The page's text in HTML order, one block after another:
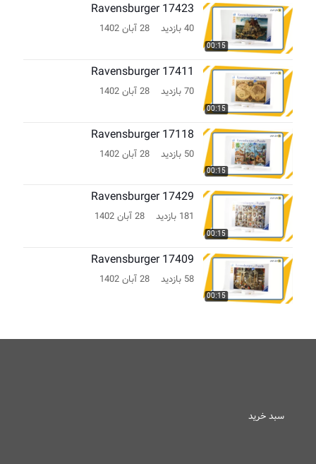
00:15
Ravensburger 17423
40 بازدید 28 آبان 1402
00:15
Ravensburger 17411
70 بازدید 28 آبان 1402
00:15
Ravensburger 17118
50 بازدید 28 آبان 1402
00:15
Ravensburger 17429
181 بازدید 28 آبان 1402
00:15
Ravensburger 17409
58 بازدید 28 آبان 1402
سبد خرید